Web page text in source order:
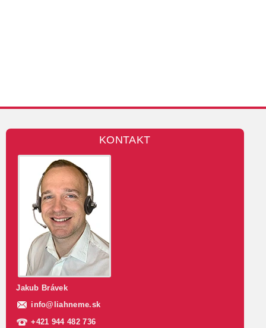
KONTAKT
Jakub Brávek
info@ liahneme.sk
+421 944 482 736